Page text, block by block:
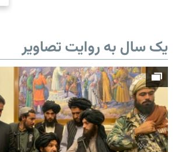
یک سال به روایت تصاویر